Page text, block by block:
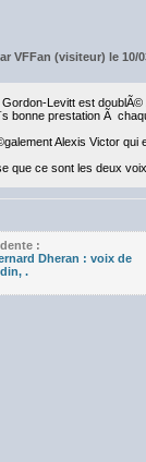
VFFan (visiteur) le 10/
Levitt est
bonne prestation Ã
Alexis Victor qui
que ce sont les deux
:
Dheran : voix de
.